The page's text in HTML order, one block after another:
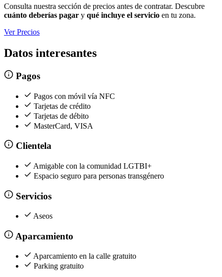
Consulta nuestra sección de precios antes de contratar. Descubre
cuánto deberías pagar y qué incluye el servicio en tu zona.
Ver Precios
Datos interesantes
Pagos
Pagos con móvil vía NFC
Tarjetas de crédito
Tarjetas de débito
MasterCard, VISA
Clientela
Amigable con la comunidad LGTBI+
Espacio seguro para personas transgénero
Servicios
Aseos
Aparcamiento
Aparcamiento en la calle gratuito
Parking gratuito